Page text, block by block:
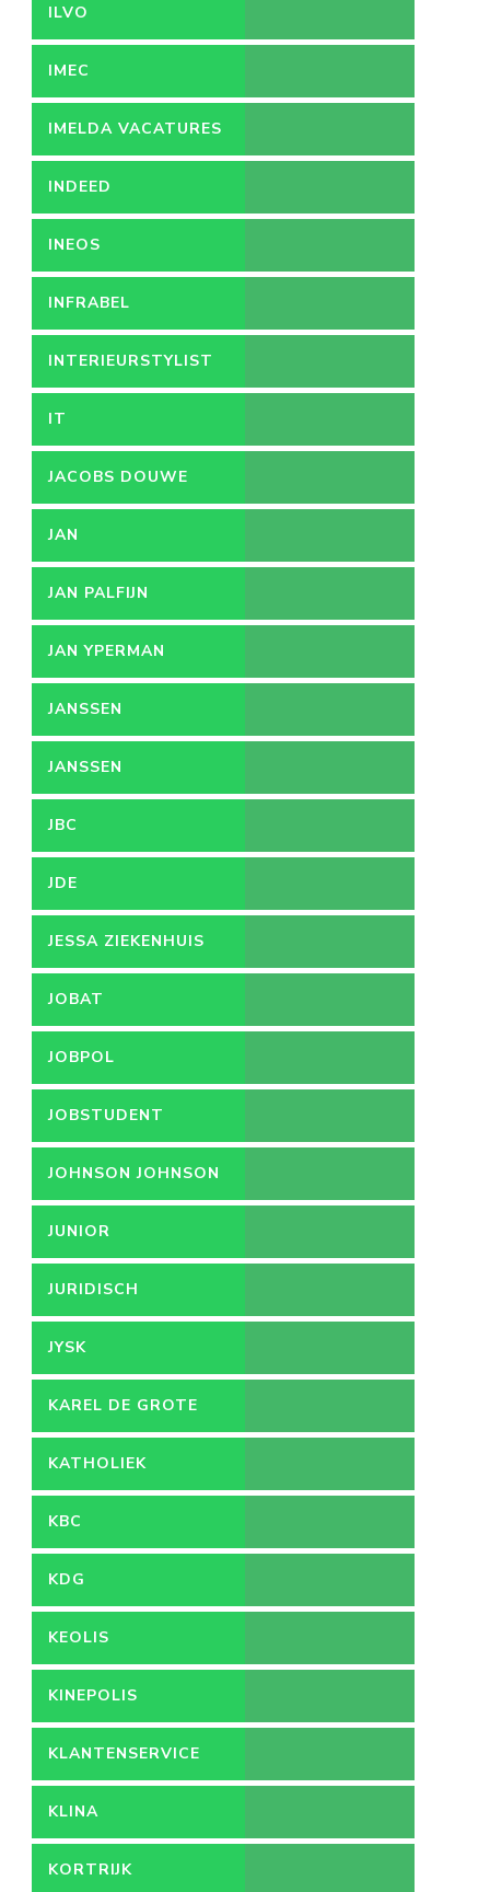
ILVO
IMEC
IMELDA VACATURES
INDEED
INEOS
INFRABEL
INTERIEURSTYLIST
IT
JACOBS DOUWE
EGBERTS
JAN
JAN PALFIJN
JAN YPERMAN
JANSSEN
JANSSEN
PHARMACEUTICA
JBC
JDE
JESSA ZIEKENHUIS
JOBAT
JOBPOL
JOBSTUDENT
JOHNSON JOHNSON
JUNIOR
ACCOUNTMANAGER
JURIDISCH
MEDEWERKER
JYSK
KAREL DE GROTE
HOGESCHOOL
KATHOLIEK
ONDERWIJS
KBC
KDG
KEOLIS
KINEPOLIS
KLANTENSERVICE
KLINA
KORTRIJK